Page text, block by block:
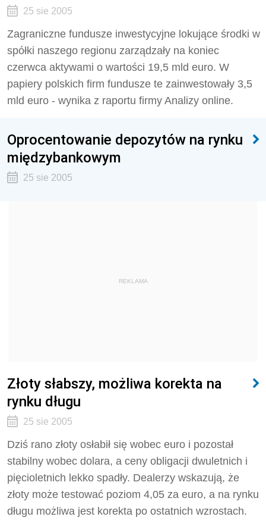
25 sie 2005
Zagraniczne fundusze inwestycyjne lokujące środki w
spółki naszego regionu zarządzały na koniec
czerwca aktywami o wartości 19,5 mld euro. W
papiery polskich firm fundusze te zainwestowały 3,5
mld euro - wynika z raportu firmy Analizy o­nline.
Oprocentowanie depozytów na rynku
międzybankowym
25 sie 2005
REKLAMA
Złoty słabszy, możliwa korekta na
rynku długu
25 sie 2005
Dziś rano złoty osłabił się wobec euro i pozostał
stabilny wobec dolara, a ceny obligacji dwuletnich i
pięcioletnich lekko spadły. Dealerzy wskazują, że
złoty może testować poziom 4,05 za euro, a na rynku
długu możliwa jest korekta po ostatnich wzrostach.